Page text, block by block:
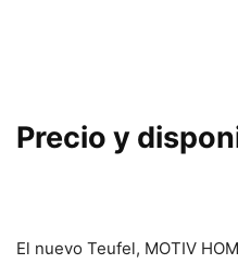
Precio y
El nuevo Teufel, MOTIV